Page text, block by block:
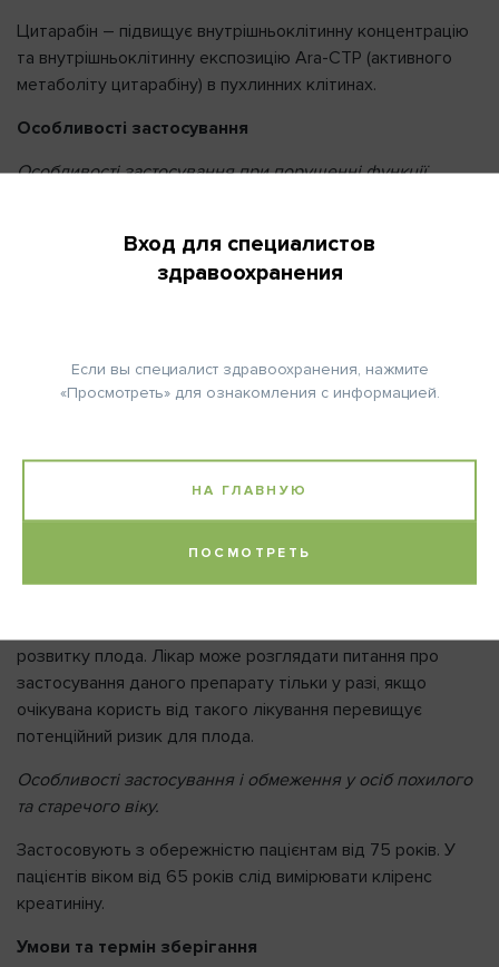
Цитарабін – підвищує внутрішньоклітинну концентрацію
та внутрішньоклітинну експозицію Ara-CTP (активного
метаболіту цитарабіну) в пухлинних клітинах.
Особливості застосування
Особливості застосування при порушенні функції
З обережністю. Ретельно контролювати щодо надмірної
токсичності та здійснювати корекцію доз із урахуванням
Особливості застосування при порушенні функції
нирок.
(кліренс креатиніну 30-70 мл/хв) дозу зменшити до 50 %
і здійснювати ретельний моніторинг стану пацієнтів.
Протипоказаний, якщо кліренс креатиніну менше 30 мл/
Особливості застосування у період вагітності.
розвитку плода. Лікар може розглядати питання про
застосування даного препарату тільки у разі, якщо
очікувана користь від такого лікування перевищує
потенційний ризик для плода.
Особливості застосування і обмеження у осіб похилого
та старечого віку.
Застосовують з обережністю пацієнтам від 75 років. У
пацієнтів віком від 65 років слід вимірювати кліренс
креатиніну.
Умови та термін зберігання
Вход для специалистов
здравоохранения
Если вы специалист здравоохранения, нажмите
«Просмотреть» для ознакомления с информацией.
НА ГЛАВНУЮ
ПОСМОТРЕТЬ